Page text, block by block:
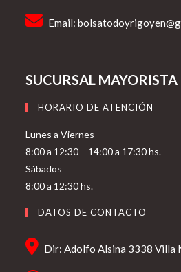
Email:
SUCURSAL MAYORISTA
HORARIO DE ATENCIÓN
Lunes a Viernes
8:00 a 12:30 – 14:00 a 17:30 hs.
Sábados
8:00 a 12:30 hs.
DATOS DE CONTACTO
Dir: Adolfo Alsina 3338 Villa